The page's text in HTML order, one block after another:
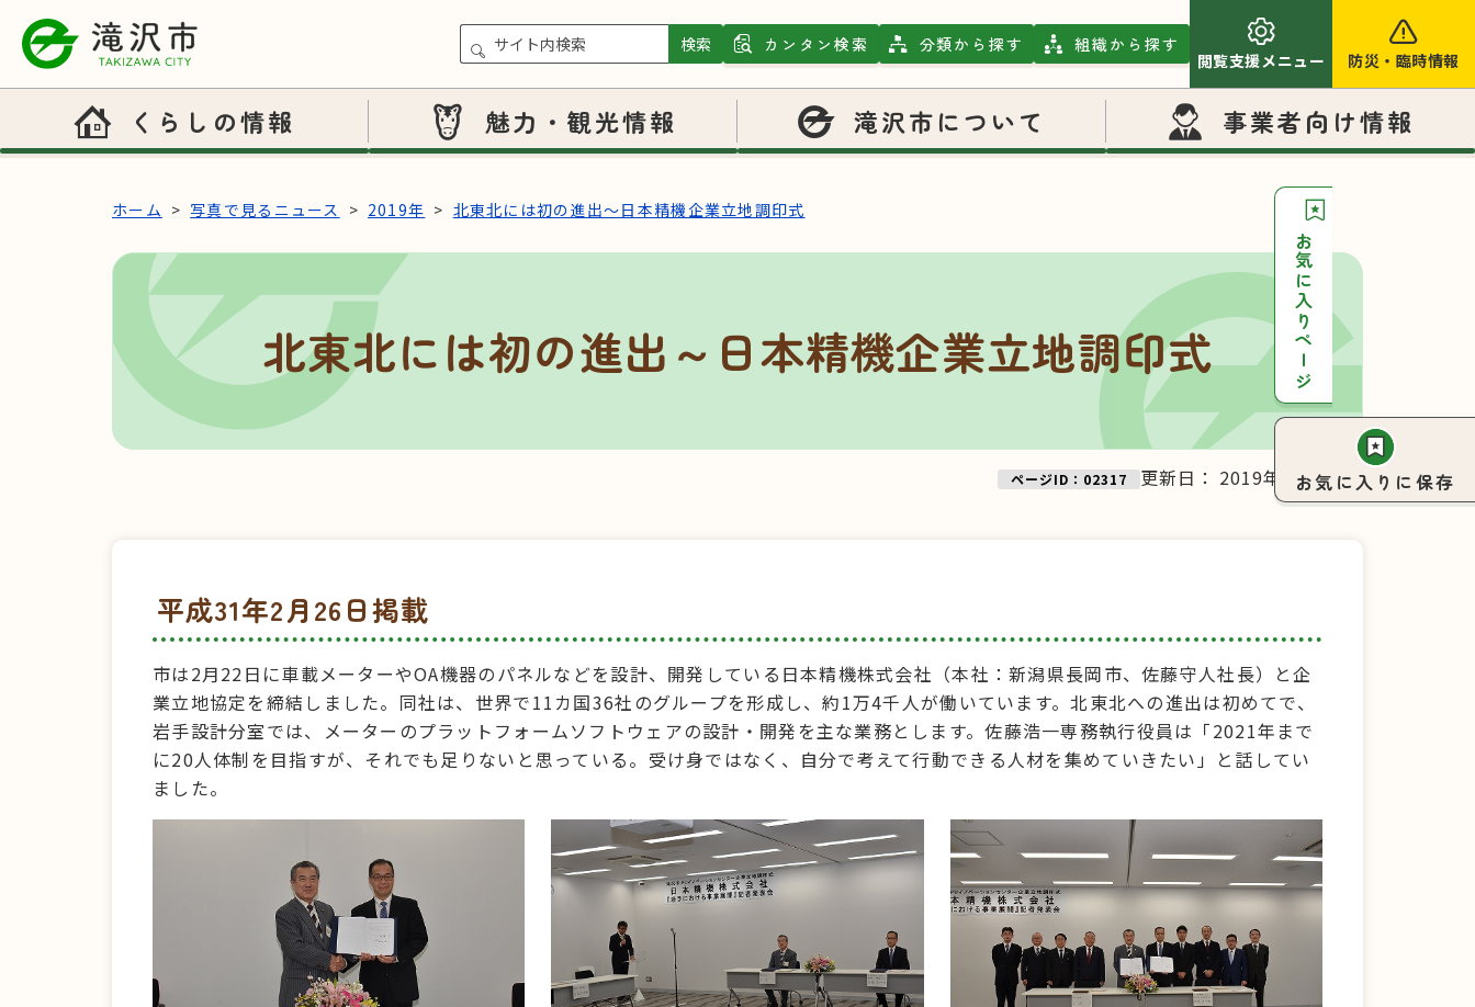
本文へスキップ
検索 カンタン検索 分類から探す 組織から探す
閲覧支援メニュー 防災 ・ 臨時情報
くらしの情報 魅力・観光情報 滝沢市について 事業者向け情報
お気に入りページ
お気に入りに保存
ホーム 写真で見るニュース 2019年 北東北には初の進出～日本精機企業立地調印式
北東北には初の進出～日本精機企業立地調印式
ページID：02317 更新日： 2019年02月26日
平成31年2月26日掲載
市は2月22日に車載メーターやOA機器のパネルなどを設計、開発している日本精機株式会社（本社：新潟県長岡市、佐藤守人社長）と企
業立地協定を締結しました。同社は、世界で11カ国36社のグループを形成し、約1万4千人が働いています。北東北への進出は初めてで、
岩手設計分室では、メーターのプラットフォームソフトウェアの設計・開発を主な業務とします。佐藤浩一専務執行役員は「2021年まで
に20人体制を目指すが、それでも足りないと思っている。受け身ではなく、自分で考えて行動できる人材を集めていきたい」と話してい
ました。